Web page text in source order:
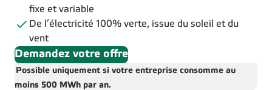
fixe et variable
De l’électricité 100% verte, issue du soleil et du
vent
Demandez votre offre
Possible uniquement si votre entreprise consomme au
moins 500 MWh par an.